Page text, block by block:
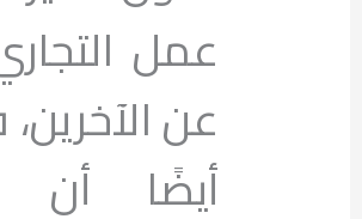
عمل
عن
أيضًا أن